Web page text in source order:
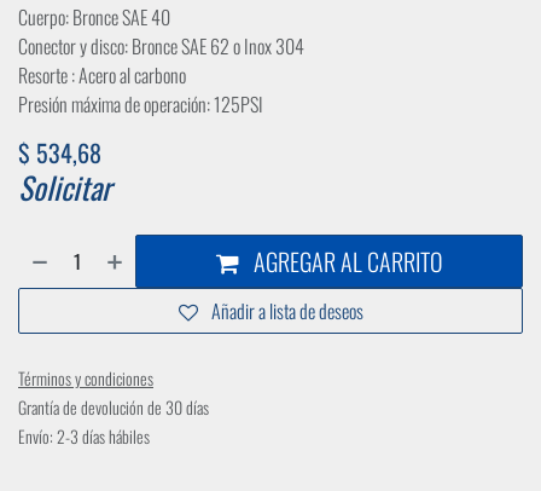
Cuerpo: Bronce SAE 40
Conector y disco: Bronce SAE 62 o Inox 304
Resorte : Acero al carbono
Presión máxima de operación: 125PSI
$ 534,68
Solicitar
AGREGAR AL CARRITO
Añadir a lista de deseos
Términos y condiciones
Grantía de devolución de 30 días
Envío: 2-3 días hábiles